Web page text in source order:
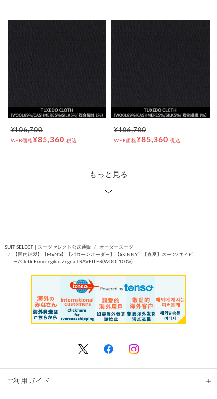
¥106,700
WEB価格¥85,360 税込
¥106,700
WEB価格¥85,360 税込
もっと見る
SUIT SELECT | スーツセレクト公式通販
オーダースーツ
【国内縫製】【MEN'S】【パターンオーダー】【SKINNY】【春夏】スーツ/ネイビ
ー/Cloth Ermenegildo Zegna TRAVELLER(WOOL100%)
ご利用ガイド